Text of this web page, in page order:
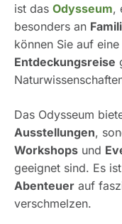
ist das Odysseum,
besonders an
können Sie auf eine
Entdeckungsreise
Das Odysseum
Ausstellungen,
Workshops und
geeignet sind. Es
Abenteuer auf
verschmelzen.